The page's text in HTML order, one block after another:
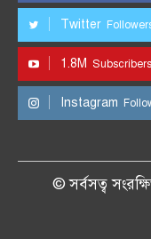
Twitter
1.8M Subscribers
Instagram
© সর্বসত্ব